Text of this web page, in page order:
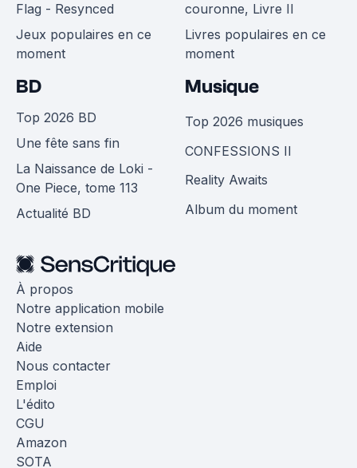
Flag - Resynced
Jeux populaires en ce
moment
couronne, Livre II
Livres populaires en ce
moment
BD
Top 2026 BD
Une fête sans fin
La Naissance de Loki -
One Piece, tome 113
Actualité BD
Musique
Top 2026 musiques
CONFESSIONS II
Reality Awaits
Album du moment
À propos
Notre application mobile
Notre extension
Aide
Nous contacter
Emploi
L'édito
CGU
Amazon
SOTA